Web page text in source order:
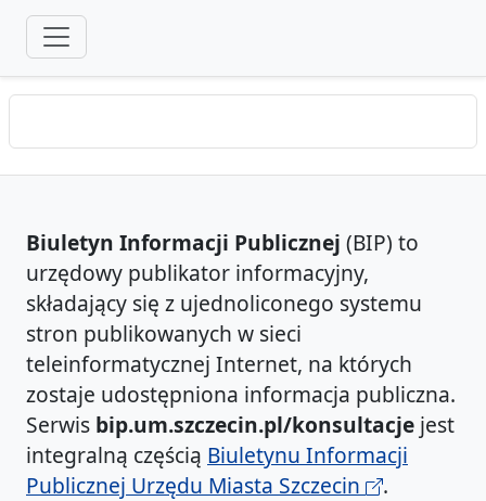
Biuletyn Informacji Publicznej (BIP) to
urzędowy publikator informacyjny,
składający się z ujednoliconego systemu
stron publikowanych w sieci
teleinformatycznej Internet, na których
zostaje udostępniona informacja publiczna.
Serwis bip.um.szczecin.pl/konsultacje jest
integralną częścią Biuletynu Informacji
Publicznej Urzędu Miasta Szczecin
.